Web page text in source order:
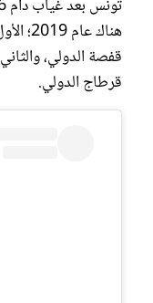
هناك
قفصة الدولي،
قرطاج الدولي.